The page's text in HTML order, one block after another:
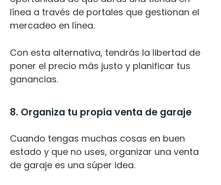
línea a través de portales que gestionan el
mercadeo en línea.
Con esta alternativa, tendrás la libertad de
poner el precio más justo y planificar tus
ganancias.
8. Organiza tu propia venta de garaje
Cuando tengas muchas cosas en buen
estado y que no uses, organizar una venta
de garaje es una súper idea.